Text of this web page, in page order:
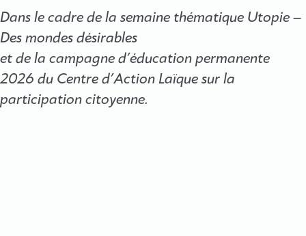
Dans le cadre de la semaine thématique Utopie –
Des mondes désirables
et de la campagne d’éducation permanente
2026 du Centre d’Action Laïque sur la
participation citoyenne.